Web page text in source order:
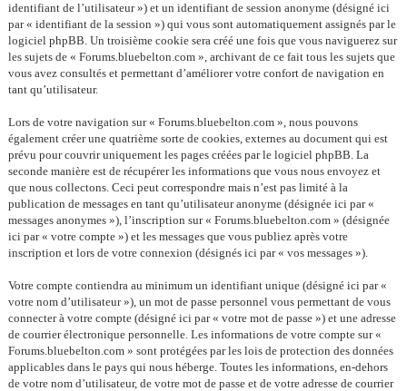
identifiant de l’utilisateur ») et un identifiant de session anonyme (désigné ici
par « identifiant de la session ») qui vous sont automatiquement assignés par le
logiciel phpBB. Un troisième cookie sera créé une fois que vous naviguerez sur
les sujets de « Forums.bluebelton.com », archivant de ce fait tous les sujets que
vous avez consultés et permettant d’améliorer votre confort de navigation en
tant qu’utilisateur.
Lors de votre navigation sur « Forums.bluebelton.com », nous pouvons
également créer une quatrième sorte de cookies, externes au document qui est
prévu pour couvrir uniquement les pages créées par le logiciel phpBB. La
seconde manière est de récupérer les informations que vous nous envoyez et
que nous collectons. Ceci peut correspondre mais n’est pas limité à la
publication de messages en tant qu’utilisateur anonyme (désignée ici par «
messages anonymes »), l’inscription sur « Forums.bluebelton.com » (désignée
ici par « votre compte ») et les messages que vous publiez après votre
inscription et lors de votre connexion (désignés ici par « vos messages »).
Votre compte contiendra au minimum un identifiant unique (désigné ici par «
votre nom d’utilisateur »), un mot de passe personnel vous permettant de vous
connecter à votre compte (désigné ici par « votre mot de passe ») et une adresse
de courrier électronique personnelle. Les informations de votre compte sur «
Forums.bluebelton.com » sont protégées par les lois de protection des données
applicables dans le pays qui nous héberge. Toutes les informations, en-dehors
de votre nom d’utilisateur, de votre mot de passe et de votre adresse de courrier